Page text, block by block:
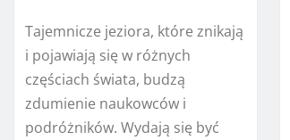
Tajemnicze jeziora, które znikają
i pojawiają się w różnych
częściach świata, budzą
zdumienie naukowców i
podróżników. Wydają się być